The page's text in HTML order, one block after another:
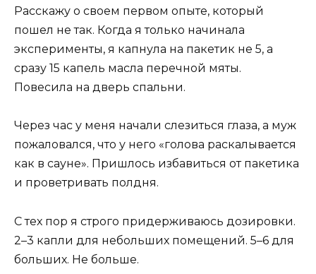
Расскажу о своем первом опыте, который
пошел не так. Когда я только начинала
эксперименты, я капнула на пакетик не 5, а
сразу 15 капель масла перечной мяты.
Повесила на дверь спальни.
Через час у меня начали слезиться глаза, а муж
пожаловался, что у него «голова раскалывается
как в сауне». Пришлось избавиться от пакетика
и проветривать полдня.
С тех пор я строго придерживаюсь дозировки.
2–3 капли для небольших помещений. 5–6 для
больших. Не больше.